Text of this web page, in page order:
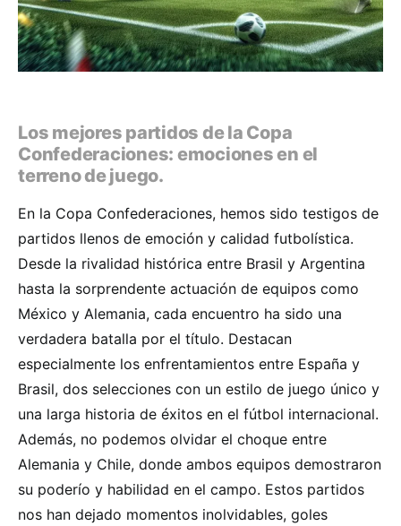
Los mejores partidos de la Copa
Confederaciones: emociones en el
terreno de juego.
En la Copa Confederaciones, hemos sido testigos de
partidos llenos de emoción y calidad futbolística.
Desde la rivalidad histórica entre Brasil y Argentina
hasta la sorprendente actuación de equipos como
México y Alemania, cada encuentro ha sido una
verdadera batalla por el título. Destacan
especialmente los enfrentamientos entre España y
Brasil, dos selecciones con un estilo de juego único y
una larga historia de éxitos en el fútbol internacional.
Además, no podemos olvidar el choque entre
Alemania y Chile, donde ambos equipos demostraron
su poderío y habilidad en el campo. Estos partidos
nos han dejado momentos inolvidables, goles